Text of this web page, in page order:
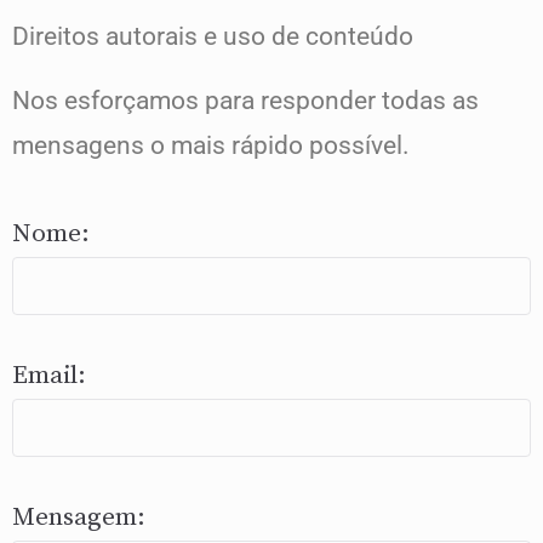
Direitos autorais e uso de conteúdo
Nos esforçamos para responder todas as
mensagens o mais rápido possível.
Nome:
Email:
Mensagem: